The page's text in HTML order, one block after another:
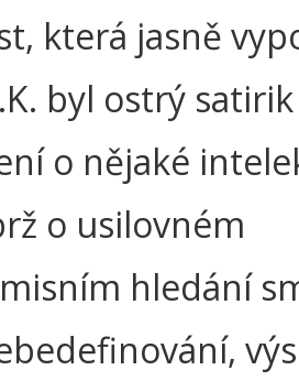
která jasně
byl ostrý
o nějaké
o usilovném
hledání